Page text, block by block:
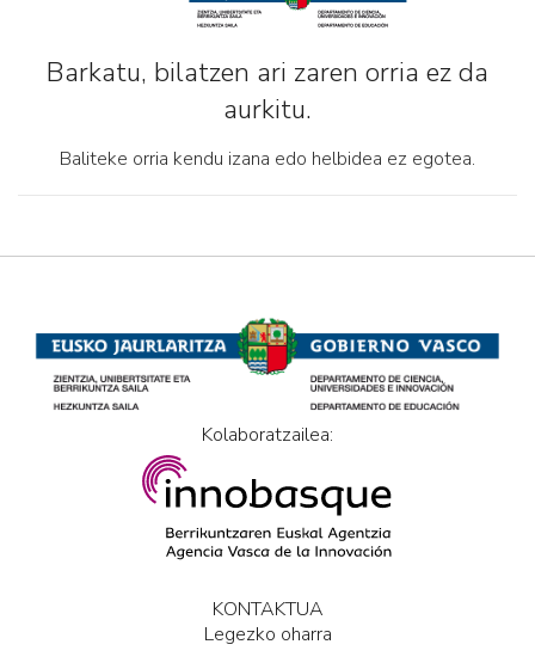
Barkatu, bilatzen ari zaren orria ez da
aurkitu.
Baliteke orria kendu izana edo helbidea ez egotea.
Kolaboratzailea:
KONTAKTUA
Legezko oharra